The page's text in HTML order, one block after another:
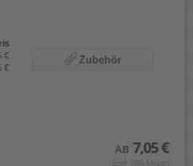
€
€
Zubehör
AB 7,05 €
(zzgl. 19% Mwst.)